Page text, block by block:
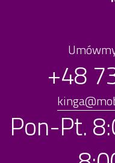
+48
Pon-Pt.